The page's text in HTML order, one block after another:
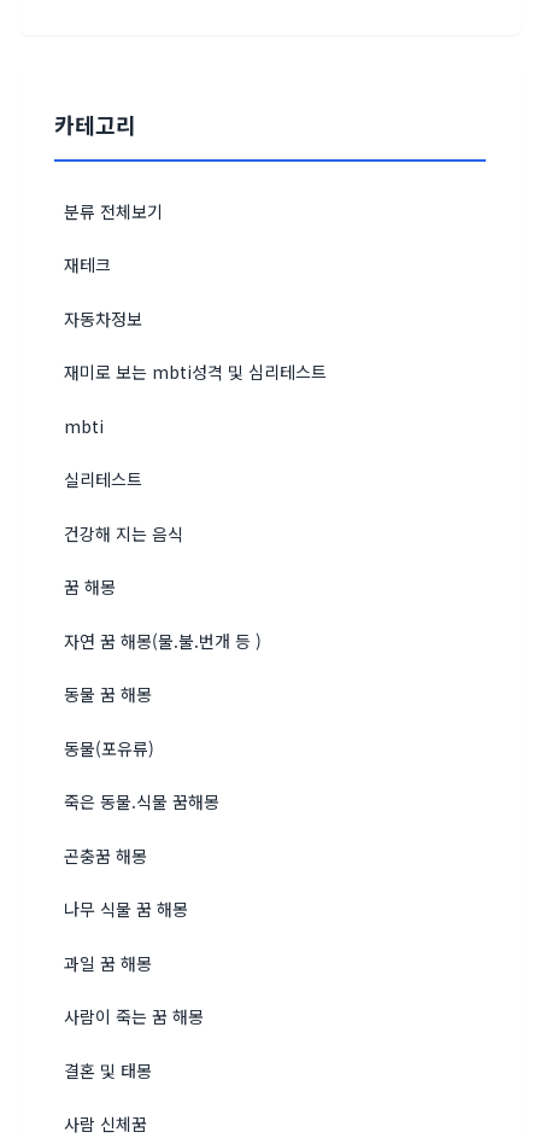
카테고리
분류 전체보기
재테크
자동차정보
재미로 보는 mbti성격 및 심리테스트
mbti
실리테스트
건강해 지는 음식
꿈 해몽
자연 꿈 해몽(물.불.번개 등 )
동물 꿈 해몽
동물(포유류)
죽은 동물.식물 꿈해몽
곤충꿈 해몽
나무 식물 꿈 해몽
과일 꿈 해몽
사람이 죽는 꿈 해몽
결혼 및 태몽
사람 신체꿈